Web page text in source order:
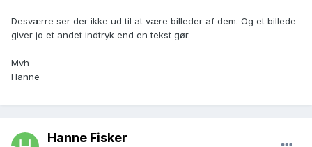
Desværre ser der ikke ud til at være billeder af dem. Og et billede
giver jo et andet indtryk end en tekst gør.
Mvh
Hanne
Hanne Fisker